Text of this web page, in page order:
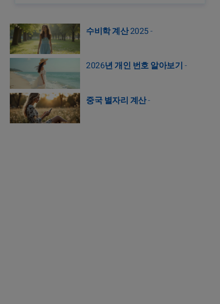
수비학 계산 2025-
2026년 개인 번호 알아보기 -
중국 별자리 계산-